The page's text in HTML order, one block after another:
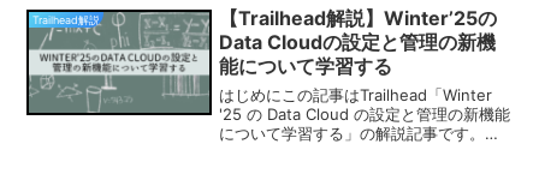
の内容を簡単に説明すると「Chatterに
画...
Trailhead解説
【Trailhead解説】Winter’25の
Data Cloudの設定と管理の新機
能について学習する
はじめにこの記事はTrailhead「Winter
'25 の Data Cloud の設定と管理の新機能
について学習する」の解説記事です。認